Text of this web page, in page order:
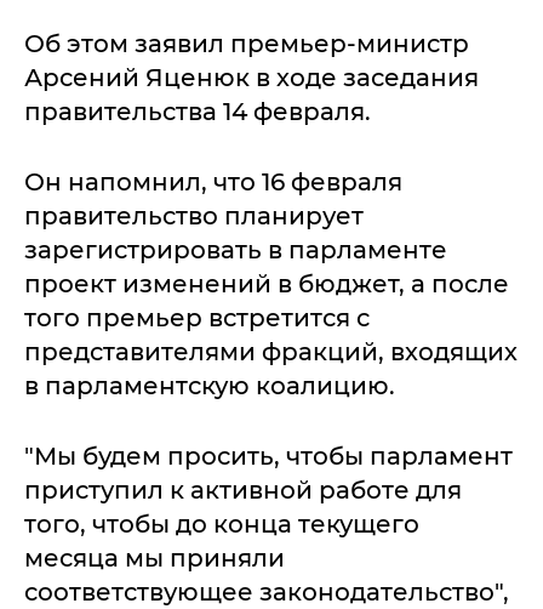
Об этом заявил премьер-министр
Арсений Яценюк в ходе заседания
правительства 14 февраля.
Он напомнил, что 16 февраля
правительство планирует
зарегистрировать в парламенте
проект изменений в бюджет, а после
того премьер встретится с
представителями фракций, входящих
в парламентскую коалицию.
"Мы будем просить, чтобы парламент
приступил к активной работе для
того, чтобы до конца текущего
месяца мы приняли
соответствующее законодательство",